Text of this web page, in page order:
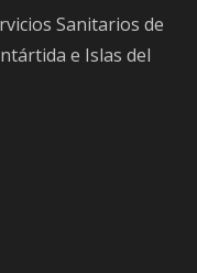
Sanitarios de
e Islas del